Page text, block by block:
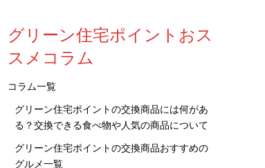
グリーン住宅ポイントおス
スメコラム
コラム一覧
グリーン住宅ポイントの交換商品には何があ
る？交換できる食べ物や人気の商品について
グリーン住宅ポイントの交換商品おすすめの
グルメ一覧